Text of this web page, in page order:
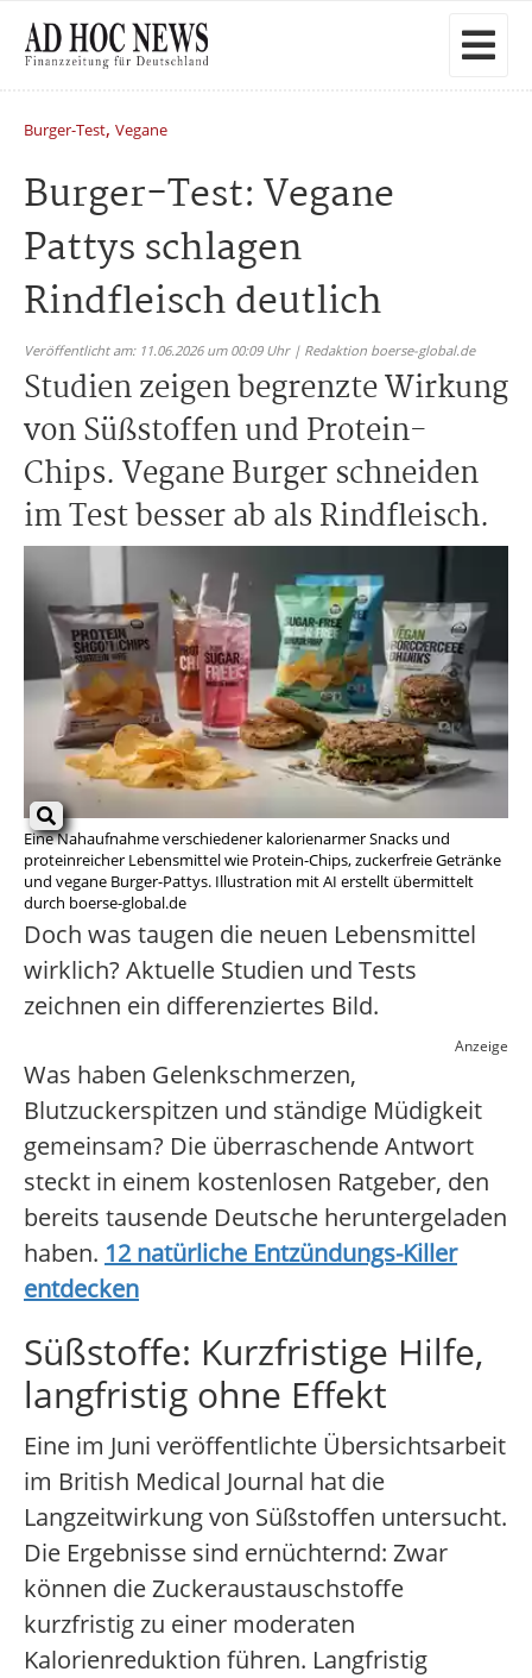
Burger-Test, Vegane
Burger-Test: Vegane
Pattys schlagen
Rindfleisch deutlich
Veröffentlicht am: 11.06.2026 um 00:09 Uhr | Redaktion boerse-global.de
Studien zeigen begrenzte Wirkung
von Süßstoffen und Protein-
Chips. Vegane Burger schneiden
im Test besser ab als Rindfleisch.
Eine Nahaufnahme verschiedener kalorienarmer Snacks und
proteinreicher Lebensmittel wie Protein-Chips, zuckerfreie Getränke
und vegane Burger-Pattys. Illustration mit AI erstellt übermittelt
durch boerse-global.de
Doch was taugen die neuen Lebensmittel
wirklich? Aktuelle Studien und Tests
zeichnen ein differenziertes Bild.
Anzeige
Was haben Gelenkschmerzen,
Blutzuckerspitzen und ständige Müdigkeit
gemeinsam? Die überraschende Antwort
steckt in einem kostenlosen Ratgeber, den
bereits tausende Deutsche heruntergeladen
haben. 12 natürliche Entzündungs-Killer
entdecken
Süßstoffe: Kurzfristige Hilfe,
langfristig ohne Effekt
Eine im Juni veröffentlichte Übersichtsarbeit
im British Medical Journal hat die
Langzeitwirkung von Süßstoffen untersucht.
Die Ergebnisse sind ernüchternd: Zwar
können die Zuckeraustauschstoffe
kurzfristig zu einer moderaten
Kalorienreduktion führen. Langfristig